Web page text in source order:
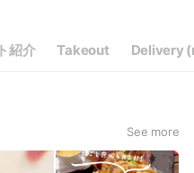
細はＨＰをご覧ください。
紹介 Takeout Delivery
See more